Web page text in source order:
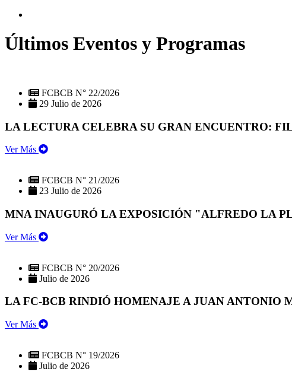
Últimos Eventos y Programas
FCBCB N° 22/2026
29 Julio de 2026
LA LECTURA CELEBRA SU GRAN ENCUENTRO:
Ver Más
FCBCB N° 21/2026
23 Julio de 2026
MNA INAUGURÓ LA EXPOSICIÓN "ALFREDO LA
Ver Más
FCBCB N° 20/2026
Julio de 2026
LA FC-BCB RINDIÓ HOMENAJE A JUAN ANTONIO
Ver Más
FCBCB N° 19/2026
Julio de 2026